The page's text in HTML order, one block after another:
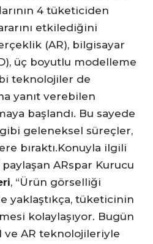
4 tüketiciden
etkilediğini
(AR), bilgisayar
üç boyutlu modelleme
teknolojiler de
yanıt verebilen
başlandı. Bu sayede
gibi geleneksel süreçler,
bıraktı.Konuyla ilgili
ARspar Kurucu
, “Ürün görselliği
yaklaştıkça, tüketicinin
kolaylaşıyor. Bugün
AR teknolojileriyle